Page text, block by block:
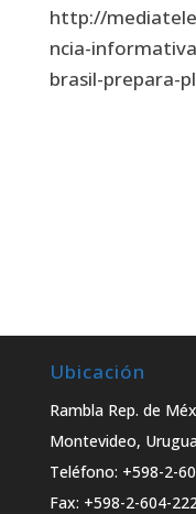
http://
ncia-
brasil-prepara-
Ubicación
Rambla Rep. de
Montevideo,
Teléfono: +598-2-
Fax: +598-2-604-